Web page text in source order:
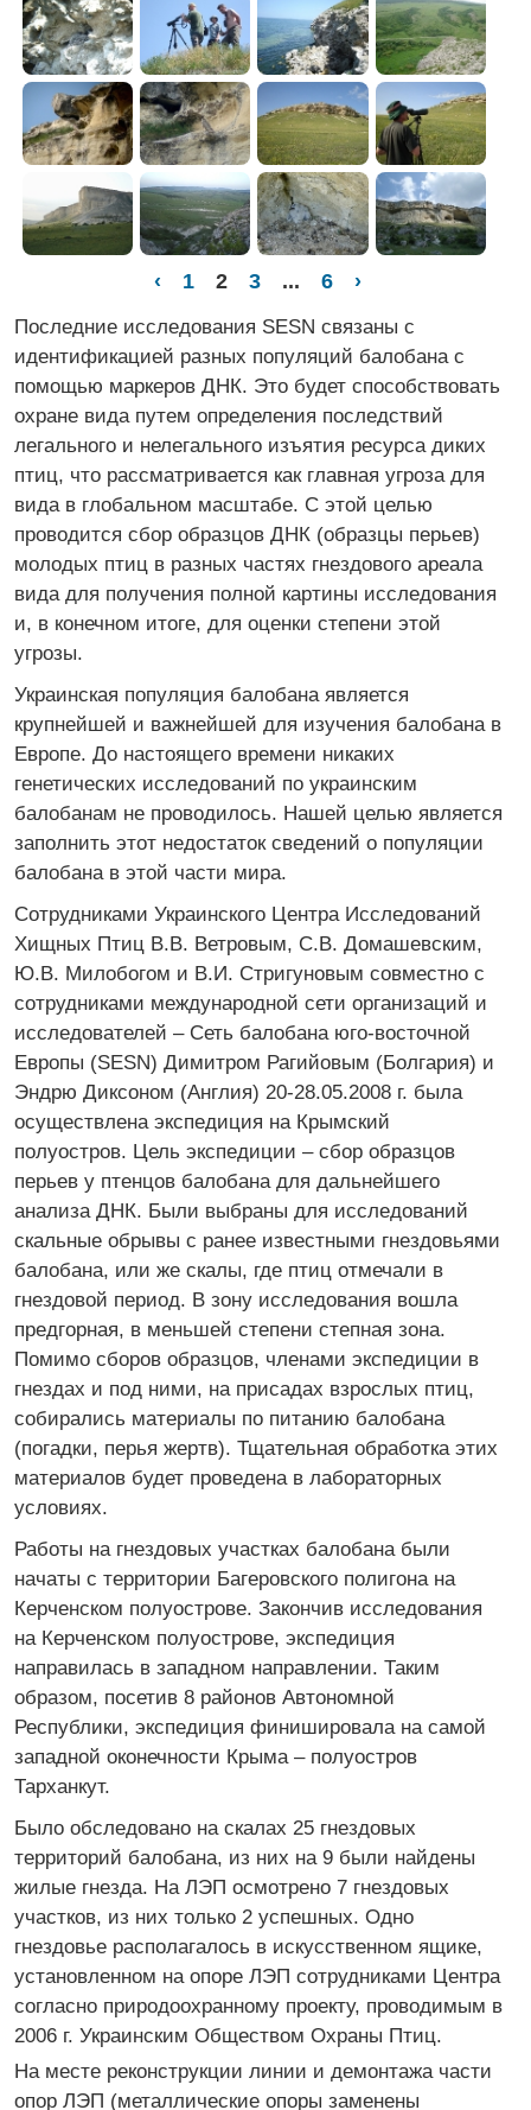
‹ 1 2 3 ... 6 ›
Последние исследования SESN связаны с
идентификацией разных популяций балобана с
помощью маркеров ДНК. Это будет способствовать
охране вида путем определения последствий
легального и нелегального изъятия ресурса диких
птиц, что рассматривается как главная угроза для
вида в глобальном масштабе. С этой целью
проводится сбор образцов ДНК (образцы перьев)
молодых птиц в разных частях гнездового ареала
вида для получения полной картины исследования
и, в конечном итоге, для оценки степени этой
угрозы.
Украинская популяция балобана является
крупнейшей и важнейшей для изучения балобана в
Европе. До настоящего времени никаких
генетических исследований по украинским
балобанам не проводилось. Нашей целью является
заполнить этот недостаток сведений о популяции
балобана в этой части мира.
Сотрудниками Украинского Центра Исследований
Хищных Птиц В.В. Ветровым, С.В. Домашевским,
Ю.В. Милобогом и В.И. Стригуновым совместно с
сотрудниками международной сети организаций и
исследователей – Сеть балобана юго-восточной
Европы (SESN) Димитром Рагийовым (Болгария) и
Эндрю Диксоном (Англия) 20-28.05.2008 г. была
осуществлена экспедиция на Крымский
полуостров. Цель экспедиции – сбор образцов
перьев у птенцов балобана для дальнейшего
анализа ДНК. Были выбраны для исследований
скальные обрывы с ранее известными гнездовьями
балобана, или же скалы, где птиц отмечали в
гнездовой период. В зону исследования вошла
предгорная, в меньшей степени степная зона.
Помимо сборов образцов, членами экспедиции в
гнездах и под ними, на присадах взрослых птиц,
собирались материалы по питанию балобана
(погадки, перья жертв). Тщательная обработка этих
материалов будет проведена в лабораторных
условиях.
Работы на гнездовых участках балобана были
начаты с территории Багеровского полигона на
Керченском полуострове. Закончив исследования
на Керченском полуострове, экспедиция
направилась в западном направлении. Таким
образом, посетив 8 районов Автономной
Республики, экспедиция финишировала на самой
западной оконечности Крыма – полуостров
Тарханкут.
Было обследовано на скалах 25 гнездовых
территорий балобана, из них на 9 были найдены
жилые гнезда. На ЛЭП осмотрено 7 гнездовых
участков, из них только 2 успешных. Одно
гнездовье располагалось в искусственном ящике,
установленном на опоре ЛЭП сотрудниками Центра
согласно природоохранному проекту, проводимым в
2006 г. Украинским Обществом Охраны Птиц.
На месте реконструкции линии и демонтажа части
опор ЛЭП (металлические опоры заменены